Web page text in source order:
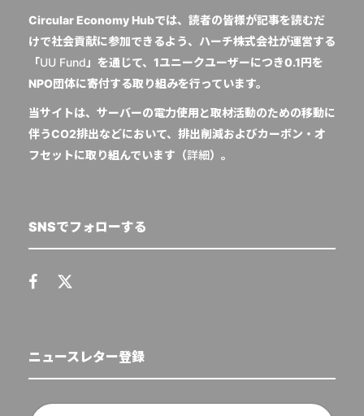
Circular Economy Hubでは、読者の皆様が記事を読むだ
けで社会貢献に参加できるよう、ハーチ株式会社が運営する
「UU Fund 」を通じて、1ユニークユーザーにつき0.1円を
NPO団体に寄付する取り組みを行っています。
当サイトは、サーバーの電力使用と取材活動のための移動に
伴うCO2排出などにおいて、排出削減およびカーボン・オ
フセットに取り組んでいます（詳細）。
SNSでフォローする
ニュースレター登録